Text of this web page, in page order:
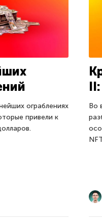
ограблениях
привели к
Во